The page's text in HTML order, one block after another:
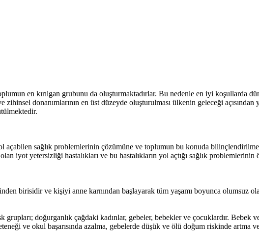
en kırılgan grubunu da oluşturmaktadırlar. Bu nedenle en iyi koşullarda
donanımlarının en üst düzeyde oluşturulması ülkenin geleceği
sağlık problemlerinin çözümüne ve toplumun bu konuda
iyot yetersizliği hastalıkları ve bu hastalıkların yol açtığı sağlık problemlerinin
birisidir ve kişiyi anne karnından başlayarak tüm yaşamı boyunca olumsuz
doğurganlık çağdaki kadınlar, gebeler, bebekler ve çocuklardır.
ve okul başarısında azalma, gebelerde düşük ve ölü doğum riskinde